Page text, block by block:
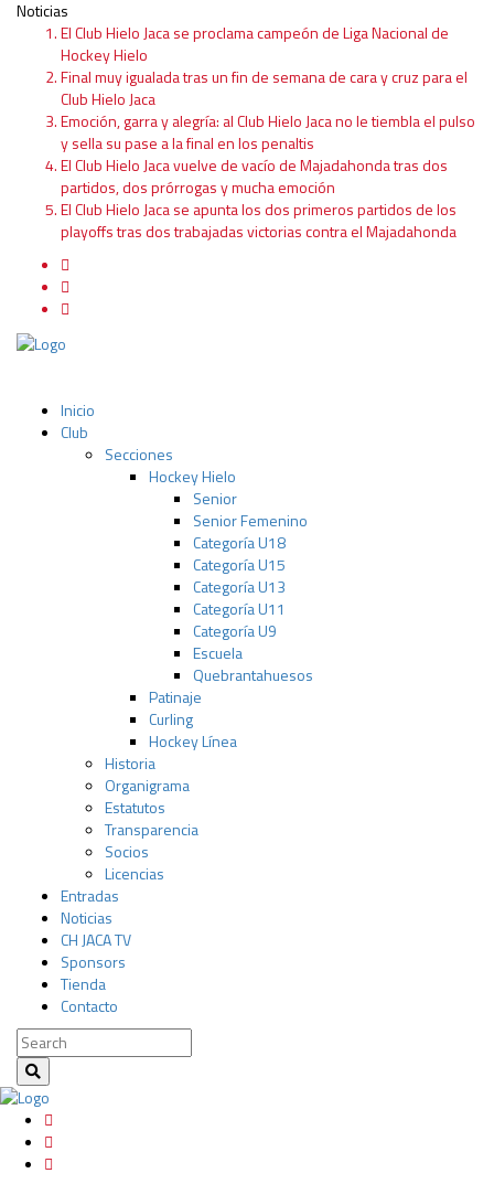
Noticias
El Club Hielo Jaca se proclama campeón de Liga Nacional de
Hockey Hielo
Final muy igualada tras un fin de semana de cara y cruz para el
Club Hielo Jaca
Emoción, garra y alegría: al Club Hielo Jaca no le tiembla el pulso
y sella su pase a la final en los penaltis
El Club Hielo Jaca vuelve de vacío de Majadahonda tras dos
partidos, dos prórrogas y mucha emoción
El Club Hielo Jaca se apunta los dos primeros partidos de los
playoffs tras dos trabajadas victorias contra el Majadahonda
Inicio
Club
Secciones
Hockey Hielo
Senior
Senior Femenino
Categoría U18
Categoría U15
Categoría U13
Categoría U11
Categoría U9
Escuela
Quebrantahuesos
Patinaje
Curling
Hockey Línea
Historia
Organigrama
Estatutos
Transparencia
Socios
Licencias
Entradas
Noticias
CH JACA TV
Sponsors
Tienda
Contacto